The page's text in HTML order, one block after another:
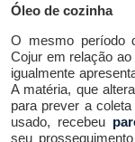
Óleo de cozinha
O mesmo período
Cojur em relação ao
igualmente
A matéria, que
para prever a
usado, recebeu
seu